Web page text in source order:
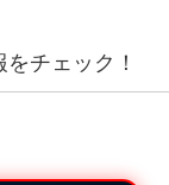
チェック！